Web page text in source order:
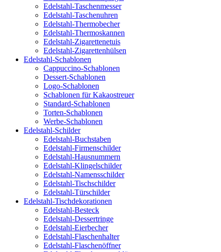
Edelstahl-Taschenmesser
Edelstahl-Taschenuhren
Edelstahl-Thermobecher
Edelstahl-Thermoskannen
Edelstahl-Zigarettenetuis
Edelstahl-Zigarettenhülsen
Edelstahl-Schablonen
Cappuccino-Schablonen
Dessert-Schablonen
Logo-Schablonen
Schablonen für Kakaostreuer
Standard-Schablonen
Torten-Schablonen
Werbe-Schablonen
Edelstahl-Schilder
Edelstahl-Buchstaben
Edelstahl-Firmenschilder
Edelstahl-Hausnummern
Edelstahl-Klingelschilder
Edelstahl-Namensschilder
Edelstahl-Tischschilder
Edelstahl-Türschilder
Edelstahl-Tischdekorationen
Edelstahl-Besteck
Edelstahl-Dessertringe
Edelstahl-Eierbecher
Edelstahl-Flaschenhalter
Edelstahl-Flaschenöffner